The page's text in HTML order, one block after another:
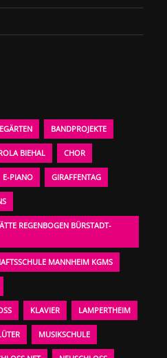
BANDPROJEKTE
BIEHAL CHOR
E-PIANO GIRAFFENTAG
REGENBOGEN BÜRSTADT-
MANNHEIM KGMS
KLAVIER LAMPERTHEIM
MUSIKSCHULE